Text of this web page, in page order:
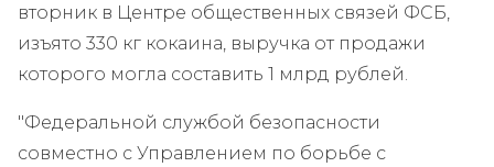
вторник в Центре общественных связей ФСБ,
изъято 330 кг кокаина, выручка от продажи
которого могла составить 1 млрд рублей.
"Федеральной службой безопасности
совместно с Управлением по борьбе с